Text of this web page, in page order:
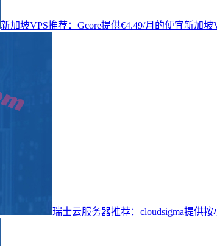
新加坡VPS推荐：Gcore提供€4.49/月的便宜新加坡
瑞士云服务器推荐：cloudsigma提供